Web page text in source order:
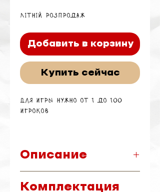
Літній розпродаж
Добавить в корзину
Купить сейчас
Для игры нужно от 1 до 100
игроков
45 минут
Описание
увлекательная настольная игра,
Комплектация